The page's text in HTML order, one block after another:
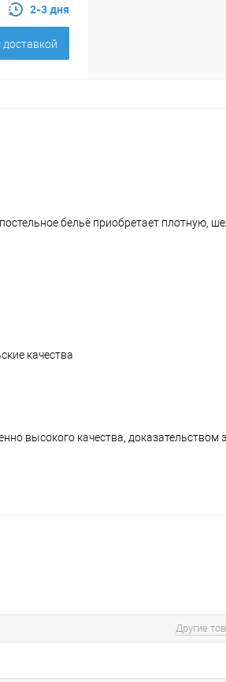
2-3 дня
доставкой
бельё приобретает плотную,
качества
высокого качества, доказательством
Другие